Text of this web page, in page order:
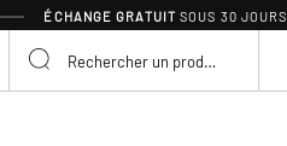
ÉCHANGE GRATUITSOUS 30 JOURS